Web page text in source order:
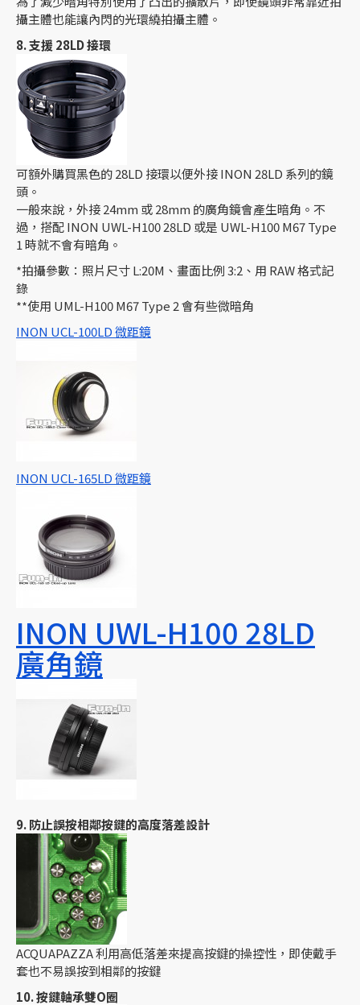
攝主體也能讓內閃的光環繞拍攝主體。
8. 支援 28LD 接環
可額外購買黑色的 28LD 接環以便外接 INON 28LD 系列的鏡
頭。
一般來說，外接 24mm 或 28mm 的廣角鏡會產生暗角。不
過，搭配 INON UWL-H100 28LD 或是 UWL-H100 M67 Type
1 時就不會有暗角。
*拍攝參數：照片尺寸 L:20M、畫面比例 3:2、用 RAW 格式記
錄
**使用 UML-H100 M67 Type 2 會有些微暗角
INON UCL-100LD 微距鏡
INON UCL-165LD 微距鏡
INON UWL-H100 28LD
廣角鏡
9. 防止誤按相鄰按鍵的高度落差設計
ACQUAPAZZA 利用高低落差來提高按鍵的操控性，即使戴手
套也不易誤按到相鄰的按鍵
10. 按鍵軸承雙O圈